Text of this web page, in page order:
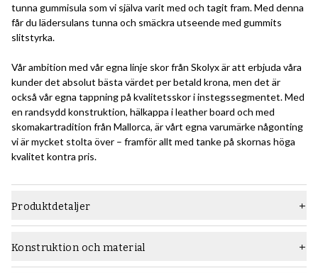
tunna gummisula som vi själva varit med och tagit fram. Med denna
får du lädersulans tunna och smäckra utseende med gummits
slitstyrka.
Vår ambition med vår egna linje skor från Skolyx är att erbjuda våra
kunder det absolut bästa värdet per betald krona, men det är
också vår egna tappning på kvalitetsskor i instegssegmentet. Med
en randsydd konstruktion, hälkappa i leather board och med
skomakartradition från Mallorca, är vårt egna varumärke någonting
vi är mycket stolta över – framför allt med tanke på skornas höga
kvalitet kontra pris.
Produktdetaljer
Konstruktion och material
Konstruktion: